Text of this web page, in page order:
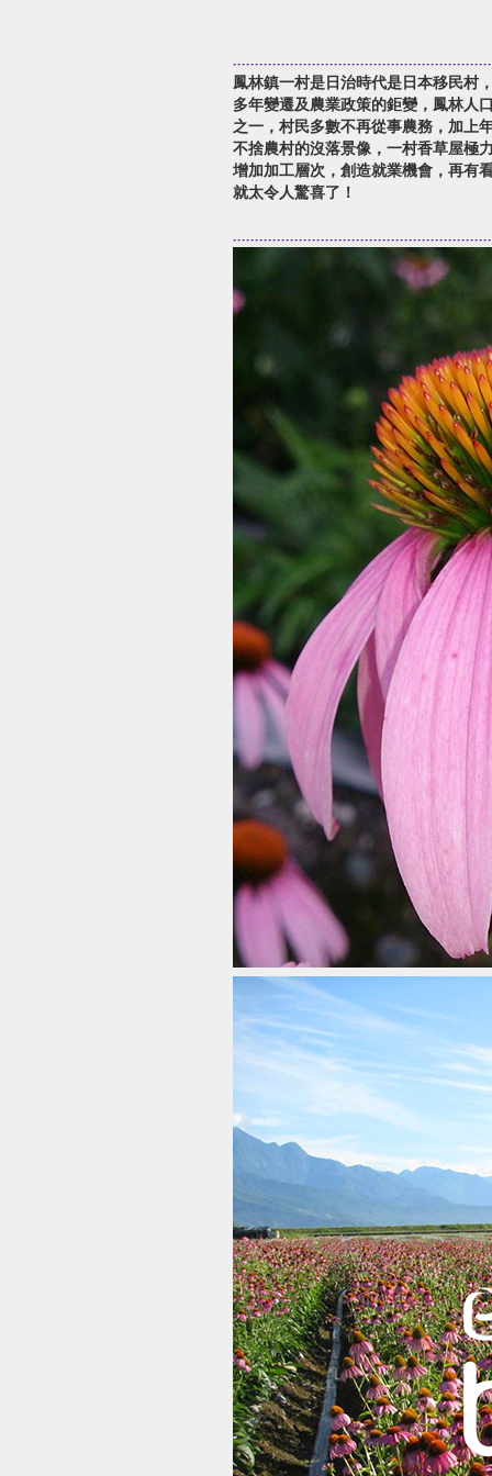
鳳林鎮一村是日治時代是日本移民村
多年變遷及農業政策的鉅變，鳳林人
之一，村民多數不再從事農務，加上
不捨農村的沒落景像，一村香草屋極
增加加工層次，創造就業機會，再有
就太令人驚喜了！